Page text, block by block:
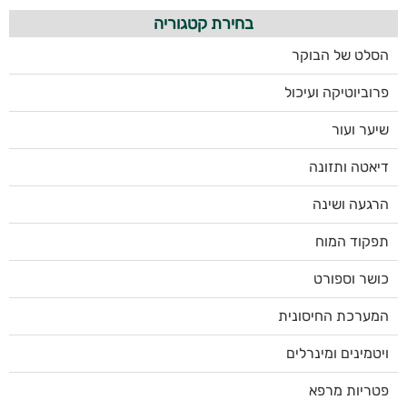
בחירת קטגוריה
הסלט של הבוקר
פרוביוטיקה ועיכול
שיער ועור
דיאטה ותזונה
הרגעה ושינה
תפקוד המוח
כושר וספורט
המערכת החיסונית
ויטמינים ומינרלים
פטריות מרפא